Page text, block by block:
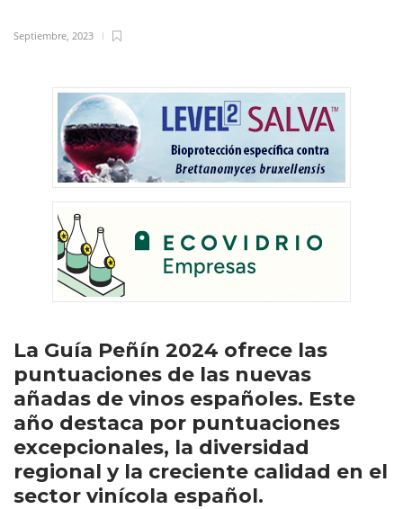
Septiembre, 2023
La Guía Peñín 2024 ofrece las
puntuaciones de las nuevas
añadas de vinos españoles. Este
año destaca por puntuaciones
excepcionales, la diversidad
regional y la creciente calidad en el
sector vinícola español.